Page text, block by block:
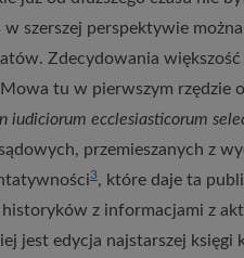
w szerszej perspektywie
Zdecydowania
tu w pierwszym rzędzie
iudiciorum ecclesiasticorum
przemieszanych z
3, które daje ta
z informacjami z
jest edycja najstarszej